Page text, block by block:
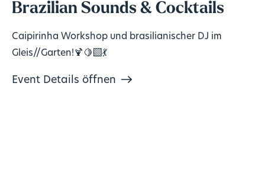
Brazilian Sounds & Cocktails
Caipirinha Workshop und brasilianischer DJ im
Gleis//Garten!🍹🍋‍🟩💃
Event Details öffnen